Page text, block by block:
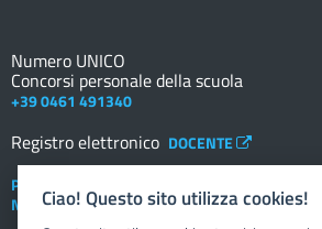
Numero UNICO
Concorsi personale della scuola
+39 0461 491340
Registro elettronico DOCENTE
Posta elettronica istituzionale
Nuovo sportello dipendente
Ciao! Questo sito utilizza cookies!